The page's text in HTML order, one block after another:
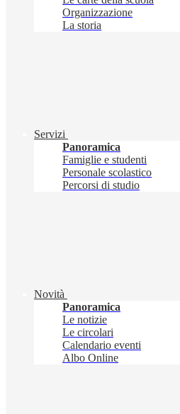
Organizzazione
La storia
Servizi
Panoramica
Famiglie e studenti
Personale scolastico
Percorsi di studio
Novità
Panoramica
Le notizie
Le circolari
Calendario eventi
Albo Online